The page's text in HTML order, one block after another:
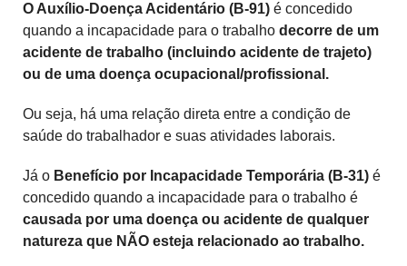
O Auxílio-Doença Acidentário (B-91) é concedido
quando a incapacidade para o trabalho decorre de um
acidente de trabalho (incluindo acidente de trajeto)
ou de uma doença ocupacional/profissional.
Ou seja, há uma relação direta entre a condição de
saúde do trabalhador e suas atividades laborais.
Já o Benefício por Incapacidade Temporária (B-31) é
concedido quando a incapacidade para o trabalho é
causada por uma doença ou acidente de qualquer
natureza que NÃO esteja relacionado ao trabalho.